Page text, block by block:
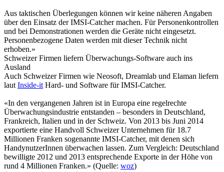
Aus taktischen Überlegungen können wir keine näheren Angaben
über den Einsatz der IMSI-Catcher machen. Für Personenkontrollen
und bei Demonstrationen werden die Geräte nicht eingesetzt.
Personenbezogene Daten werden mit dieser Technik nicht
erhoben.»
Schweizer Firmen liefern Überwachungs-Software auch ins
Ausland
Auch Schweizer Firmen wie Neosoft, Dreamlab und Elaman liefern
laut Inside-it Hard- und Software für IMSI-Catcher.
«In den vergangenen Jahren ist in Europa eine regelrechte
Überwachungsindustrie entstanden – besonders in Deutschland,
Frankreich, Italien und in der Schweiz. Von 2013 bis Juni 2014
exportierte eine Handvoll Schweizer Unternehmen für 18.7
Millionen Franken sogenannte IMSI-Catcher, mit denen sich
HandynutzerInnen überwachen lassen. Zum Vergleich: Deutschland
bewilligte 2012 und 2013 entsprechende Exporte in der Höhe von
rund 4 Millionen Franken.» (Quelle: woz)